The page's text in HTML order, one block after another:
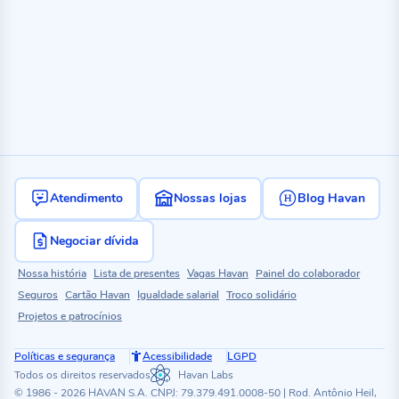
Atendimento Nossas lojas Blog Havan
Negociar dívida
Nossa história Lista de presentes Vagas Havan
Painel do colaborador
Seguros Cartão Havan Igualdade salarial Troco solidário
Projetos e patrocínios
Políticas e segurança Acessibilidade
LGPD
Todos os direitos reservados
Havan Labs
© 1986 - 2026 HAVAN S.A. CNPJ: 79.379.491.0008-50 | Rod. Antônio Heil,